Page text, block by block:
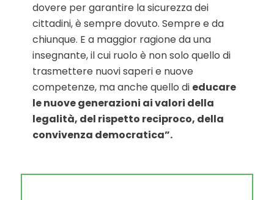
dovere per garantire la sicurezza dei
cittadini, è sempre dovuto. Sempre e da
chiunque. E a maggior ragione da una
insegnante, il cui ruolo è non solo quello di
trasmettere nuovi saperi e nuove
competenze, ma anche quello di educare
le nuove generazioni ai valori della
legalità, del rispetto reciproco, della
convivenza democratica”.